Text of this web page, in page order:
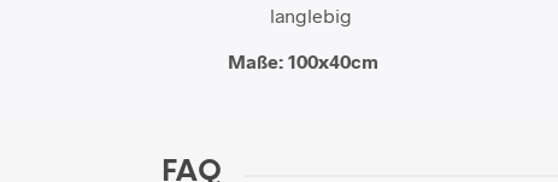
langlebig
Maße: 100x40cm
FAQ